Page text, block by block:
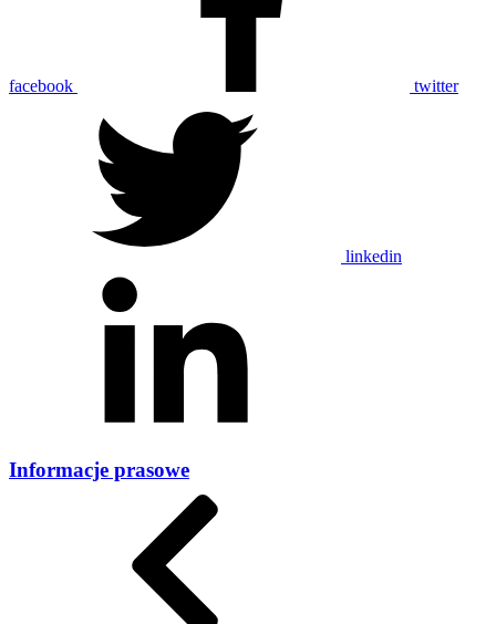
facebook twitter
linkedin
Informacje prasowe